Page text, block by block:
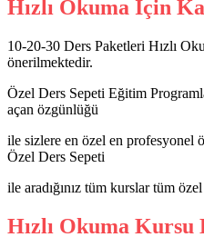
Hızlı Okuma İçin
10-20-30 Ders Paketleri Hızlı
önerilmektedir.
Özel Ders Sepeti Eğitim
açan özgünlüğü
ile sizlere en özel en profesyonel
Özel Ders Sepeti
ile aradığınız tüm kurslar tüm
Hızlı Okuma Kursu